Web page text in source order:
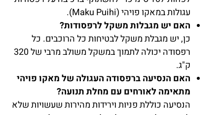
עגולות במאקו פויהי (Maku Puihi).
האם יש מגבלות משקל לרפסודות?
כן, יש מגבלת משקל לבטיחות כל הרוכבים. כל
רפסודה יכולה לתמוך במשקל משולב מרבי של 320
ק"ג.
האם הנסיעה ברפסודה העגולה של מאקו פויהי
מתאימה לאורחים עם מחלת תנועה?
הנסיעה כוללת פניות וירידות מהירות שעשויות שלא